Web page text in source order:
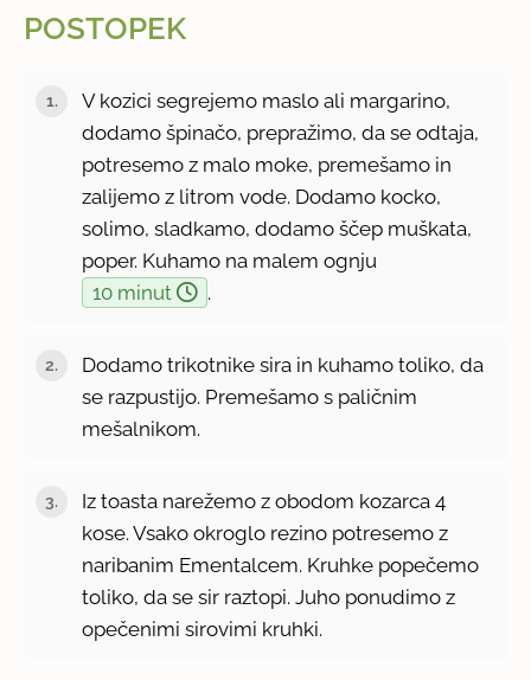
POSTOPEK
V kozici segrejemo maslo ali margarino,
dodamo špinačo, prepražimo, da se odtaja,
potresemo z malo moke, premešamo in
zalijemo z litrom vode. Dodamo kocko,
solimo, sladkamo, dodamo ščep muškata,
poper. Kuhamo na malem ognju
10 minut
.
Dodamo trikotnike sira in kuhamo toliko, da
se razpustijo. Premešamo s paličnim
mešalnikom.
Iz toasta narežemo z obodom kozarca 4
kose. Vsako okroglo rezino potresemo z
naribanim Ementalcem. Kruhke popečemo
toliko, da se sir raztopi. Juho ponudimo z
opečenimi sirovimi kruhki.